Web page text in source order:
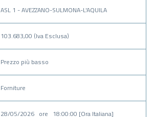
ASL 1 - AVEZZANO-SULMONA-L'AQUILA
103.683,00 (Iva Esclusa)
Prezzo più basso
Forniture
28/05/2026 ore 18:00:00 [Ora Italiana]